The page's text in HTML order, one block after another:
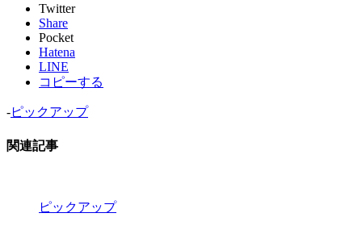
Twitter
Share
Pocket
Hatena
LINE
コピーする
-ピックアップ
関連記事
ピックアップ